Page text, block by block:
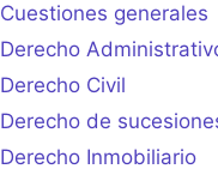
Cuestiones generales
Derecho
Derecho Civil
Derecho de
Derecho Inmobiliario